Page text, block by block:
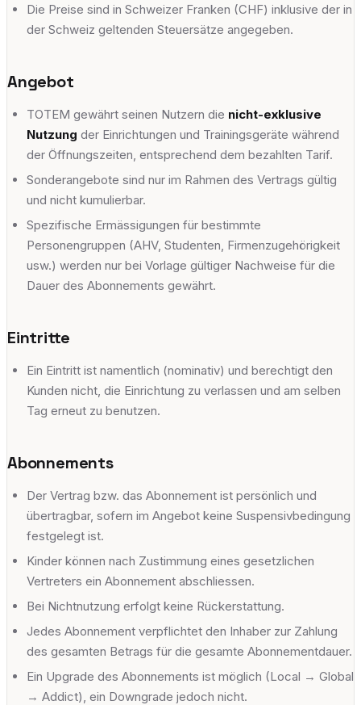
adults escalade yoga fitness+
Die Preise sind in Schweizer Franken (CHF) inklusive der in
der Schweiz geltenden Steuersätze angegeben.
Angebot
TOTEM gewährt seinen Nutzern die nicht-exklusive
Nutzung der Einrichtungen und Trainingsgeräte während
der Öffnungszeiten, entsprechend dem bezahlten Tarif.
Sonderangebote sind nur im Rahmen des Vertrags gültig
und nicht kumulierbar.
Spezifische Ermässigungen für bestimmte
Personengruppen (AHV, Studenten, Firmenzugehörigkeit
usw.) werden nur bei Vorlage gültiger Nachweise für die
Dauer des Abonnements gewährt.
Eintritte
Ein Eintritt ist namentlich (nominativ) und berechtigt den
Kunden nicht, die Einrichtung zu verlassen und am selben
Tag erneut zu benutzen.
Abonnements
Der Vertrag bzw. das Abonnement ist persönlich und
übertragbar, sofern im Angebot keine Suspensivbedingung
festgelegt ist.
Kinder können nach Zustimmung eines gesetzlichen
Vertreters ein Abonnement abschliessen.
Bei Nichtnutzung erfolgt keine Rückerstattung.
Jedes Abonnement verpflichtet den Inhaber zur Zahlung
des gesamten Betrags für die gesamte Abonnementdauer.
Ein Upgrade des Abonnements ist möglich (Local → Global
→ Addict), ein Downgrade jedoch nicht.